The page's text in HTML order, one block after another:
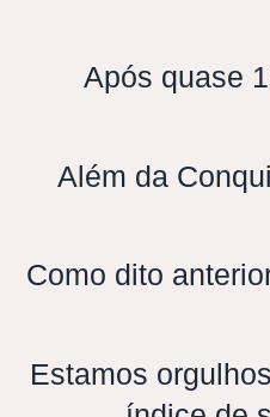
Após quase
Além da
Como dito
Estamos